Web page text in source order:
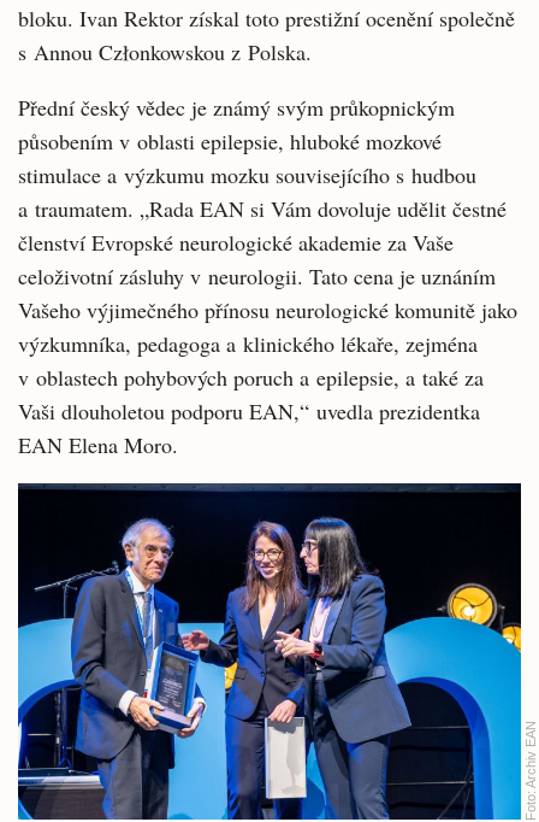
bloku. Ivan Rektor získal toto prestižní ocenění společně
s Annou Członkowskou z Polska.
Přední český vědec je známý svým průkopnickým
působením v oblasti epilepsie, hluboké mozkové
stimulace a výzkumu mozku souvisejícího s hudbou
a traumatem. „Rada EAN si Vám dovoluje udělit čestné
členství Evropské neurologické akademie za Vaše
celoživotní zásluhy v neurologii. Tato cena je uznáním
Vašeho výjimečného přínosu neurologické komunitě jako
výzkumníka, pedagoga a klinického lékaře, zejména
v oblastech pohybových poruch a epilepsie, a také za
Vaši dlouholetou podporu EAN,“ uvedla prezidentka
EAN Elena Moro.
Foto:
Archiv EAN